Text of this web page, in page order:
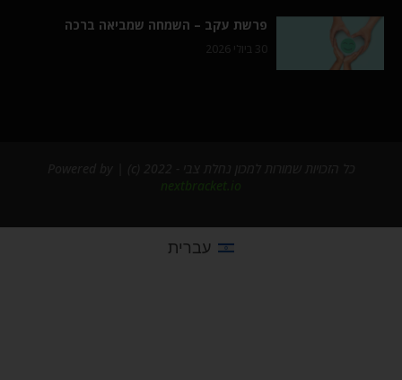
פרשת עקב – השמחה שמביאה ברכה
nextbracket.io
עברית